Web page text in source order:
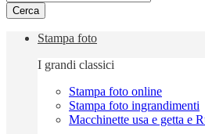
Cerca
Stampa foto
I grandi classici
Stampa foto online
Stampa foto ingrandimenti
Macchinette usa e getta e